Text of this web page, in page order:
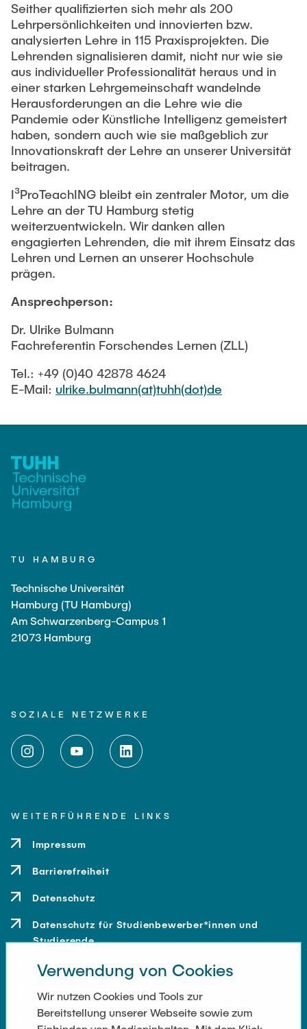
Seither qualifizierten sich mehr als 200
Lehrpersönlichkeiten und innovierten bzw.
analysierten Lehre in 115 Praxisprojekten. Die
Lehrenden signalisieren damit, nicht nur wie sie
aus individueller Professionalität heraus und in
einer starken Lehrgemeinschaft wandelnde
Herausforderungen an die Lehre wie die
Pandemie oder Künstliche Intelligenz gemeistert
haben, sondern auch wie sie maßgeblich zur
Innovationskraft der Lehre an unserer Universität
beitragen.
I³ProTeachING bleibt ein zentraler Motor, um die
Lehre an der TU Hamburg stetig
weiterzuentwickeln. Wir danken allen
engagierten Lehrenden, die mit ihrem Einsatz das
Lehren und Lernen an unserer Hochschule
prägen.
Ansprechperson:
Dr. Ulrike Bulmann
Fachreferentin Forschendes Lernen (ZLL)
Tel.: +49 (0)40 42878 4624
E-Mail: ulrike.bulmann(at)tuhh(dot)de
TU HAMBURG
Technische Universität
Hamburg (TU Hamburg)
Am Schwarzenberg-Campus 1
21073 Hamburg
SOZIALE NETZWERKE
WEITERFÜHRENDE LINKS
Impressum
Barrierefreiheit
Datenschutz
Datenschutz für Studienbewerber*innen und
Studierende
Kontakt
Anfahrt
Presse und Medien
Verwendung von Cookies
Wir nutzen Cookies und Tools zur
Bereitstellung unserer Webseite sowie zum